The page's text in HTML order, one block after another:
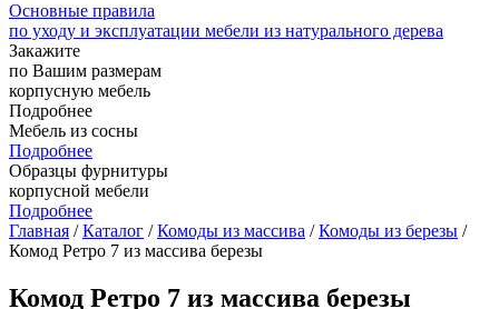
Основные правила
по уходу и эксплуатации мебели из натурального дерева
Закажите
по Вашим размерам
корпусную мебель
Подробнее
Мебель из сосны
Подробнее
Образцы фурнитуры
корпусной мебели
Подробнее
Главная /Каталог /Комоды из массива /Комоды из березы /
Комод Ретро 7 из массива березы
Комод Ретро 7 из массива березы